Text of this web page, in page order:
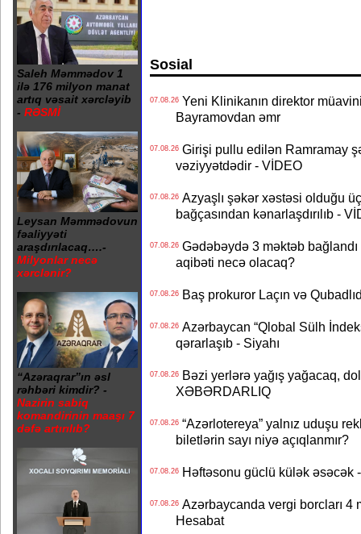
Saleh Məmmədov 1
ilə 176 milyon manat
artıq vəsait xərcləyib
- RƏSMİ
Leysan Məmmədovun
fəaliyyəti
araşdırılacaq….-
Milyonlar necə
xərclənir?
“Azəraqrar”ın əsl
rəhbəri kimdir? -
Nazirin sabiq
komandirinin maaşı 7
dəfə artırılıb?
Sosial
07.08.26Yeni Klinikanın direktor müavini
Bayramovdan əmr
07.08.26Girişi pullu edilən Ramramay
vəziyyətdədir - VİDEO
07.08.26Azyaşlı şəkər xəstəsi olduğu
bağçasından kənarlaşdırılıb -
07.08.26Gədəbəydə 3 məktəb
aqibəti necə olacaq?
07.08.26Baş prokuror Laçın və
07.08.26Azərbaycan “Qlobal Sülh
qərarlaşıb - Siyahı
07.08.26Bəzi yerlərə yağış yağacaq,
XƏBƏRDARLIQ
07.08.26“Azərlotereya” yalnız uduşu
biletlərin sayı niyə açıqlanmır?
07.08.26Həftəsonu güclü külək əsəcək
07.08.26Azərbaycanda vergi borcları 4
Hesabat